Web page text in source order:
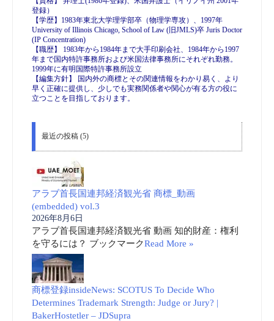
登録）
【学歴】1983年東北大学理学部卒（物理学専攻）、1997年
University of Illinois Chicago, School of Law (旧JMLS)卒 Juris Doctor
(IP Concentration)
【職歴】 1983年から1984年まで大手印刷会社、1984年から1997
年まで国内特許事務所および米国法律事務所にそれぞれ勤務。
1999年に有明国際特許事務所設立
【編集方針】 国内外の商標とその関連情報をわかり易く、より
早く正確に提供し、少しでも実務関係者や関心が有る方の役に
立つことを目指しております。
最近の投稿 (5)
アラブ首長国連邦経済観光省 商標_動画
(embedded) vol.3
2026年8月6日
アラブ首長国連邦経済観光省 動画 知的財産：権利
を守るには？ ブックマークRead More »
商標登録insideNews: SCOTUS To Decide Who
Determines Trademark Strength: Judge or Jury? |
BakerHostetler – JDSupra